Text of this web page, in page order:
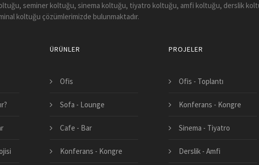
seminer koltuğu, sinema koltuğu, tiyatro koltuğu, amfi koltuğu, derslik
koltuğu çözümlerimizde bulunmaktadır.
ÜRÜNLER
Ofis
Sofa - Lounge
Cafe - Bar
Konferans - Kongre
PROJELER
Ofis - Toplantı
Konferans - Kongre
Sinema - Tiyatro
Derslik - Amfi